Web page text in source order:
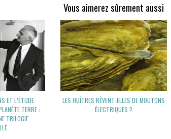
Vous aimerez sûrement aussi
ET L’ÉTUDE
TERRE :
TRILOGIE
LES HUÎTRES RÊVENT-ELLES DE MOUTONS
ÉLECTRIQUES ?